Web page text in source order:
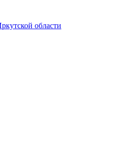
области